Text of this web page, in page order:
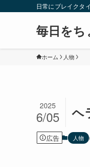
日常にブレイクタ
毎日を
ホーム 人物
ヘ
2025
6/05
広告 人物